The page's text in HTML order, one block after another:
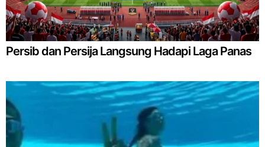
Persib dan Persija Langsung Hadapi Laga Panas